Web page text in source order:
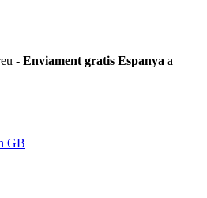
- Enviament gratis Espanya a
GB